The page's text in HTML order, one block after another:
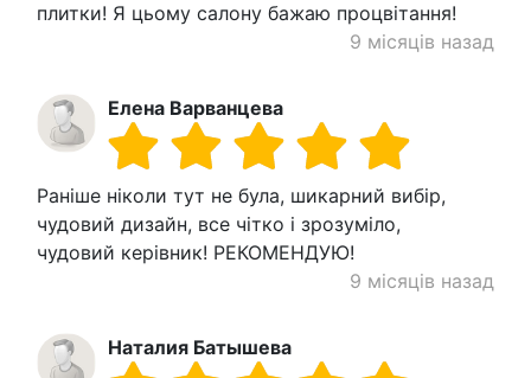
плитки! Я цьому салону бажаю процвітання!
9 місяців назад
Елена Варванцева
Раніше ніколи тут не була, шикарний вибір,
чудовий дизайн, все чітко і зрозуміло,
чудовий керівник! РЕКОМЕНДУЮ!
9 місяців назад
Наталия Батышева